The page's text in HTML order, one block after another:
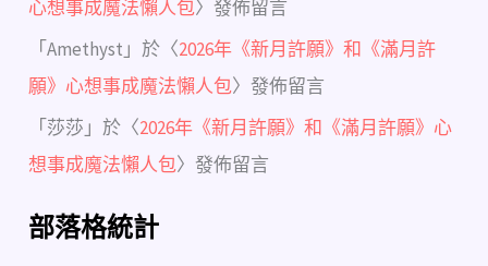
心想事成魔法懶人包〉發佈留言
「Amethyst 」於〈2026年《新月許願》和《滿月許
願》心想事成魔法懶人包〉發佈留言
「 莎莎 」於〈2026年《新月許願》和《滿月許願》心
想事成魔法懶人包〉發佈留言
部落格統計